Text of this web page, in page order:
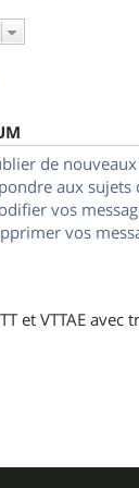
de
aux sujets
vos
vos
et VTTAE avec